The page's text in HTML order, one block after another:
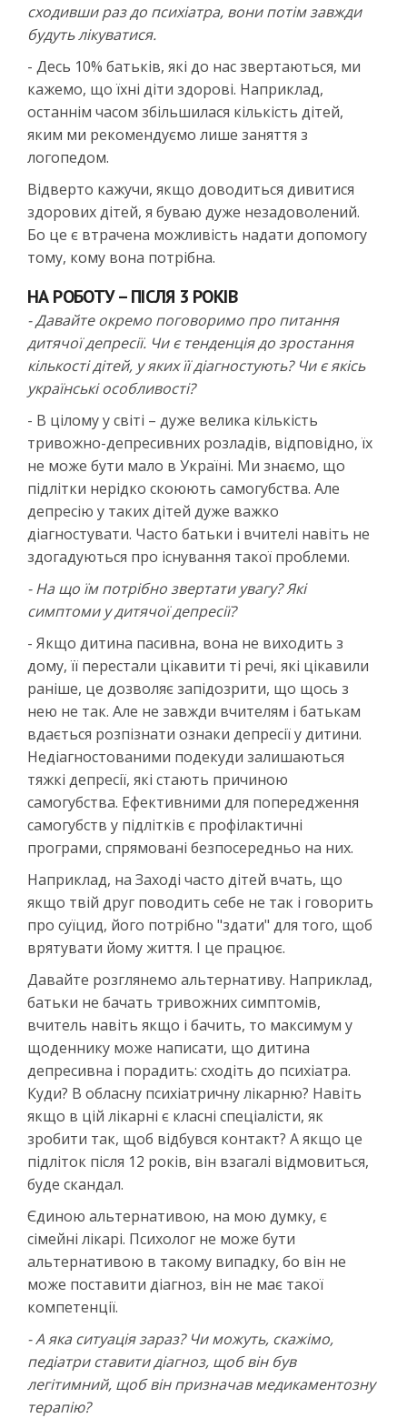
сходивши раз до психіатра, вони потім завжди
будуть лікуватися.
- Десь 10% батьків, які до нас звертаються, ми
кажемо, що їхні діти здорові. Наприклад,
останнім часом збільшилася кількість дітей,
яким ми рекомендуємо лише заняття з
логопедом.
Відверто кажучи, якщо доводиться дивитися
здорових дітей, я буваю дуже незадоволений.
Бо це є втрачена можливість надати допомогу
тому, кому вона потрібна.
НА РОБОТУ – ПІСЛЯ 3 РОКІВ
- Давайте окремо поговоримо про питання
дитячої депресії. Чи є тенденція до зростання
кількості дітей, у яких її діагностують? Чи є якісь
українські особливості?
- В цілому у світі – дуже велика кількість
тривожно-депресивних розладів, відповідно, їх
не може бути мало в Україні. Ми знаємо, що
підлітки нерідко скоюють самогубства. Але
депресію у таких дітей дуже важко
діагностувати. Часто батьки і вчителі навіть не
здогадуються про існування такої проблеми.
- На що їм потрібно звертати увагу? Які
симптоми у дитячої депресії?
- Якщо дитина пасивна, вона не виходить з
дому, її перестали цікавити ті речі, які цікавили
раніше, це дозволяє запідозрити, що щось з
нею не так. Але не завжди вчителям і батькам
вдається розпізнати ознаки депресії у дитини.
Недіагностованими подекуди залишаються
тяжкі депресії, які стають причиною
самогубства. Ефективними для попередження
самогубств у підлітків є профілактичні
програми, спрямовані безпосередньо на них.
Наприклад, на Заході часто дітей вчать, що
якщо твій друг поводить себе не так і говорить
про суїцид, його потрібно "здати" для того, щоб
врятувати йому життя. І це працює.
Давайте розглянемо альтернативу. Наприклад,
батьки не бачать тривожних симптомів,
вчитель навіть якщо і бачить, то максимум у
щоденнику може написати, що дитина
депресивна і порадить: сходіть до психіатра.
Куди? В обласну психіатричну лікарню? Навіть
якщо в цій лікарні є класні спеціалісти, як
зробити так, щоб відбувся контакт? А якщо це
підліток після 12 років, він взагалі відмовиться,
буде скандал.
Єдиною альтернативою, на мою думку, є
сімейні лікарі. Психолог не може бути
альтернативою в такому випадку, бо він не
може поставити діагноз, він не має такої
компетенції.
- А яка ситуація зараз? Чи можуть, скажімо,
педіатри ставити діагноз, щоб він був
легітимний, щоб він призначав медикаментозну
терапію?